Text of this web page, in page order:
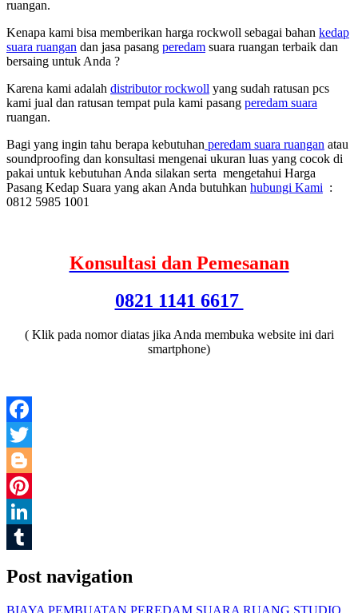
ruangan.
Kenapa kami bisa memberikan harga rockwoll sebagai bahan kedap
suara ruangan dan jasa pasang peredam suara ruangan terbaik dan
bersaing untuk Anda ?
Karena kami adalah distributor rockwoll yang sudah ratusan pcs
kami jual dan ratusan tempat pula kami pasang peredam suara
ruangan.
Bagi yang ingin tahu berapa kebutuhan peredam suara ruangan atau
soundproofing dan konsultasi mengenai ukuran luas yang cocok di
pakai untuk kebutuhan Anda silakan serta mengetahui Harga
Pasang Kedap Suara yang akan Anda butuhkan hubungi Kami :
0812 5985 1001
Konsultasi dan Pemesanan
0821 1141 6617
( Klik pada nomor diatas jika Anda membuka website ini dari
smartphone)
Facebook
Twitter
Blogger
Pinterest
LinkedIn
Post navigation
BIAYA PEMBUATAN PEREDAM SUARA RUANG STUDIO